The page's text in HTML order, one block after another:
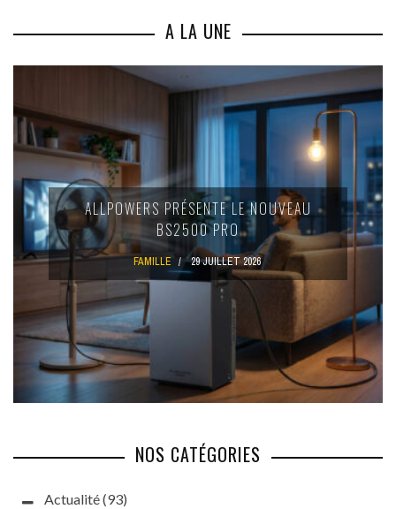
A LA UNE
ALLPOWERS PRÉSENTE LE NOUVEAU
BS2500 PRO
FAMILLE 29 JUILLET 2026
NOS CATÉGORIES
Actualité(93)